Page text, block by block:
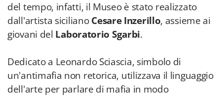
del tempo, infatti, il Museo è stato realizzato
dall'artista sicilianoCesare Inzerillo, assieme ai
giovani del Laboratorio Sgarbi.
Dedicato a Leonardo Sciascia, simbolo di
un'antimafia non retorica, utilizzava il linguaggio
dell'arte per parlare di mafia in modo